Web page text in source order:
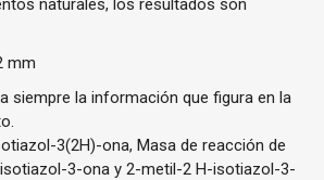
naturales, los resultados son
mm
siempre la información que figura en la
3(2H)-ona, Masa de reacción de
3-ona y 2-metil-2 H-isotiazol-3-